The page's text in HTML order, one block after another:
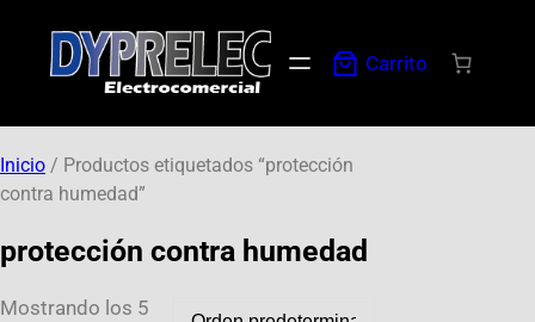
Carrito
Inicio / Productos etiquetados “protección
contra humedad”
protección contra humedad
Mostrando los 5